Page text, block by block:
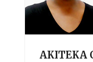
AKITEKA